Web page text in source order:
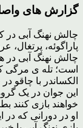
گزارش های
چالش نهنگ آبی در
پاراگوئه، پرتغال،
چالش نهنگ آبی در
است؛ تله ی مرگی
الکساندر با چاقو
این جوان در یک
خواهند بازی
او در دورانی که